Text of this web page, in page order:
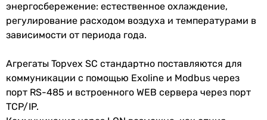
энергосбережение: естественное охлаждение,
регулирование расходом воздуха и температурами в
зависимости от периода года.
Агрегаты Topvex SC стандартно поставляются для
коммуникации с помощью Exoline и Modbus через
порт RS-485 и встроенного WEB сервера через порт
TCP/IP.